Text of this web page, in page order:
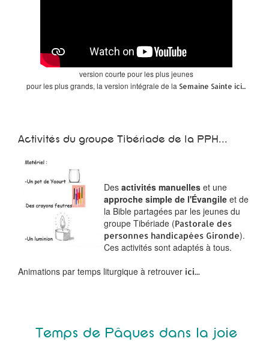
version courte pour les plus jeunes
pour les plus grands, la version intégrale de la Semaine Sainte ici...
Activités du groupe Tibériade de la PPH...
Des activités manuelles et une
approche simple de l'Évangile et de
la Bible partagées par les jeunes du
groupe Tibériade (Pastorale des
personnes handicapées Gironde).
Ces activités sont adaptés à tous.
Animations par temps liturgique à retrouver ici...
Temps de Pâques dans la joie